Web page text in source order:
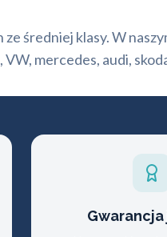
średniej klasy. W
mercedes, audi,